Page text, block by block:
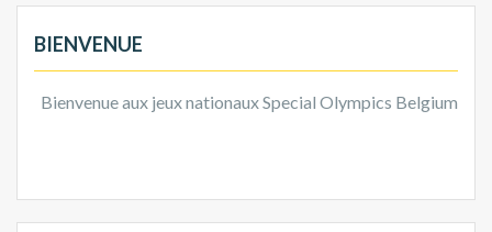
BIENVENUE
Bienvenue aux jeux nationaux Special Olympics Belgium à